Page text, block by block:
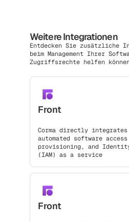
Weitere Integrationen
Entdecken Sie zusätzliche
beim Management Ihrer
Zugriffsrechte helfen
Front
Corma directly
automated software access
provisioning, and Identity
(IAM) as a service
Front